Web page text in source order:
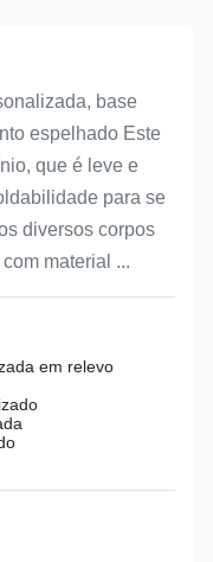
base
espelhado Este
que é leve e
para se
diversos corpos
material ...
em relevo